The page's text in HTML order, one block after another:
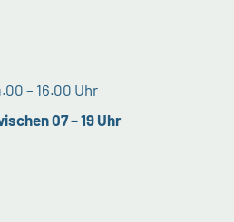
– 16.00 Uhr
07 – 19 Uhr